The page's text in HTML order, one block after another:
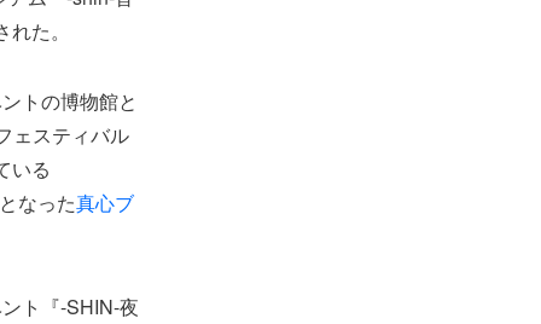
た。
トの博物館と
ェスティバル
いる
なった真心ブ
ト『-SHIN-夜